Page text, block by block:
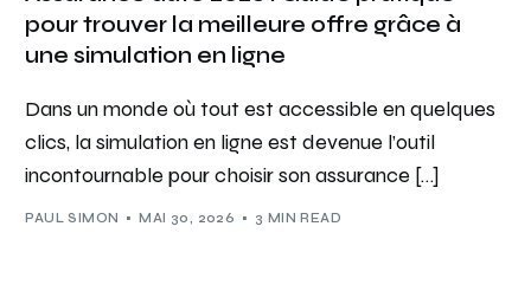
pour trouver la meilleure offre grâce à
une simulation en ligne
Dans un monde où tout est accessible en quelques
clics, la simulation en ligne est devenue l’outil
incontournable pour choisir son assurance […]
PAUL SIMON MAI 30, 2026 3 MIN READ